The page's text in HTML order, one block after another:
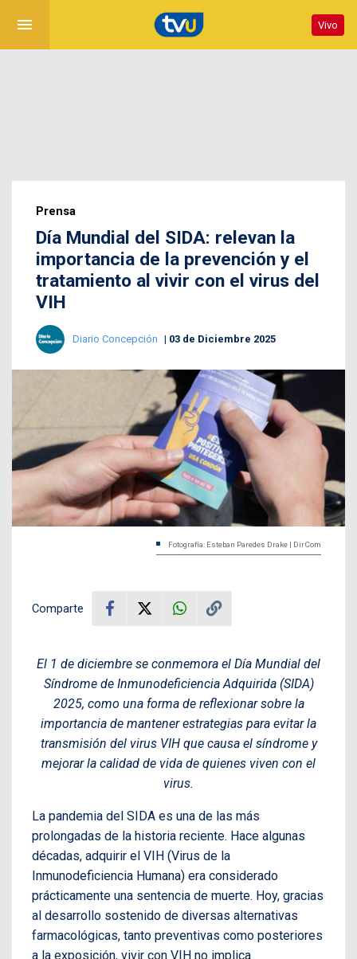
menu Vivo
Prensa
Día Mundial del SIDA: relevan la
importancia de la prevención y el
tratamiento al vivir con el virus del
VIH
Diario Concepción 03 de Diciembre 2025
Fotografía: Esteban Paredes Drake | DirCom
Comparte
El 1 de diciembre se conmemora el Día Mundial del
Síndrome de Inmunodeficiencia Adquirida (SIDA)
2025, como una forma de reflexionar sobre la
importancia de mantener estrategias para evitar la
transmisión del virus VIH que causa el síndrome y
mejorar la calidad de vida de quienes viven con el
virus.
La pandemia del SIDA es una de las más
prolongadas de la historia reciente. Hace algunas
décadas, adquirir el VIH (Virus de la
Inmunodeficiencia Humana) era considerado
prácticamente una sentencia de muerte. Hoy, gracias
al desarrollo sostenido de diversas alternativas
farmacológicas, tanto preventivas como posteriores
a la exposición, vivir con VIH no implica